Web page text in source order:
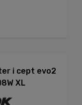
i cept evo2
XL